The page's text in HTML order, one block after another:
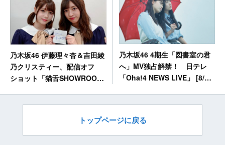
乃木坂46 伊藤理々杏＆吉田綾
乃クリスティー、配信オフ
ショット「猫舌SHOWROOM
乃木坂46 4期生「図書室の君
へ」MV独占解禁！ 日テレ
「Oha!4 NEWS LIVE」 [8/22
トップページに戻る